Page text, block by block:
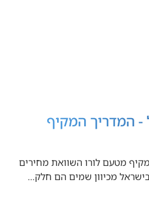
המדריך המקיף
מטעם לורו השוואת מחירים
מכיוון שמים הם חלק…